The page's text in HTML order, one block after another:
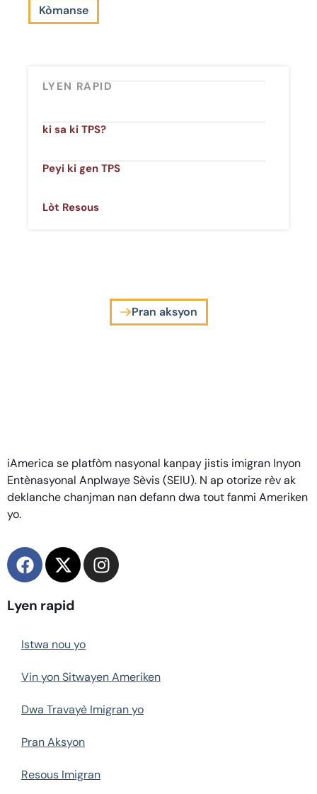
Kòmanse
LYEN RAPID
ki sa ki TPS?
Peyi ki gen TPS
Lòt Resous
Pran aksyon
iAmerica se platfòm nasyonal kanpay jistis imigran Inyon
Entènasyonal Anplwaye Sèvis (SEIU). N ap otorize rèv ak
deklanche chanjman nan defann dwa tout fanmi Ameriken
yo.
Lyen rapid
Istwa nou yo
Vin yon Sitwayen Ameriken
Dwa Travayè Imigran yo
Pran Aksyon
Resous Imigran